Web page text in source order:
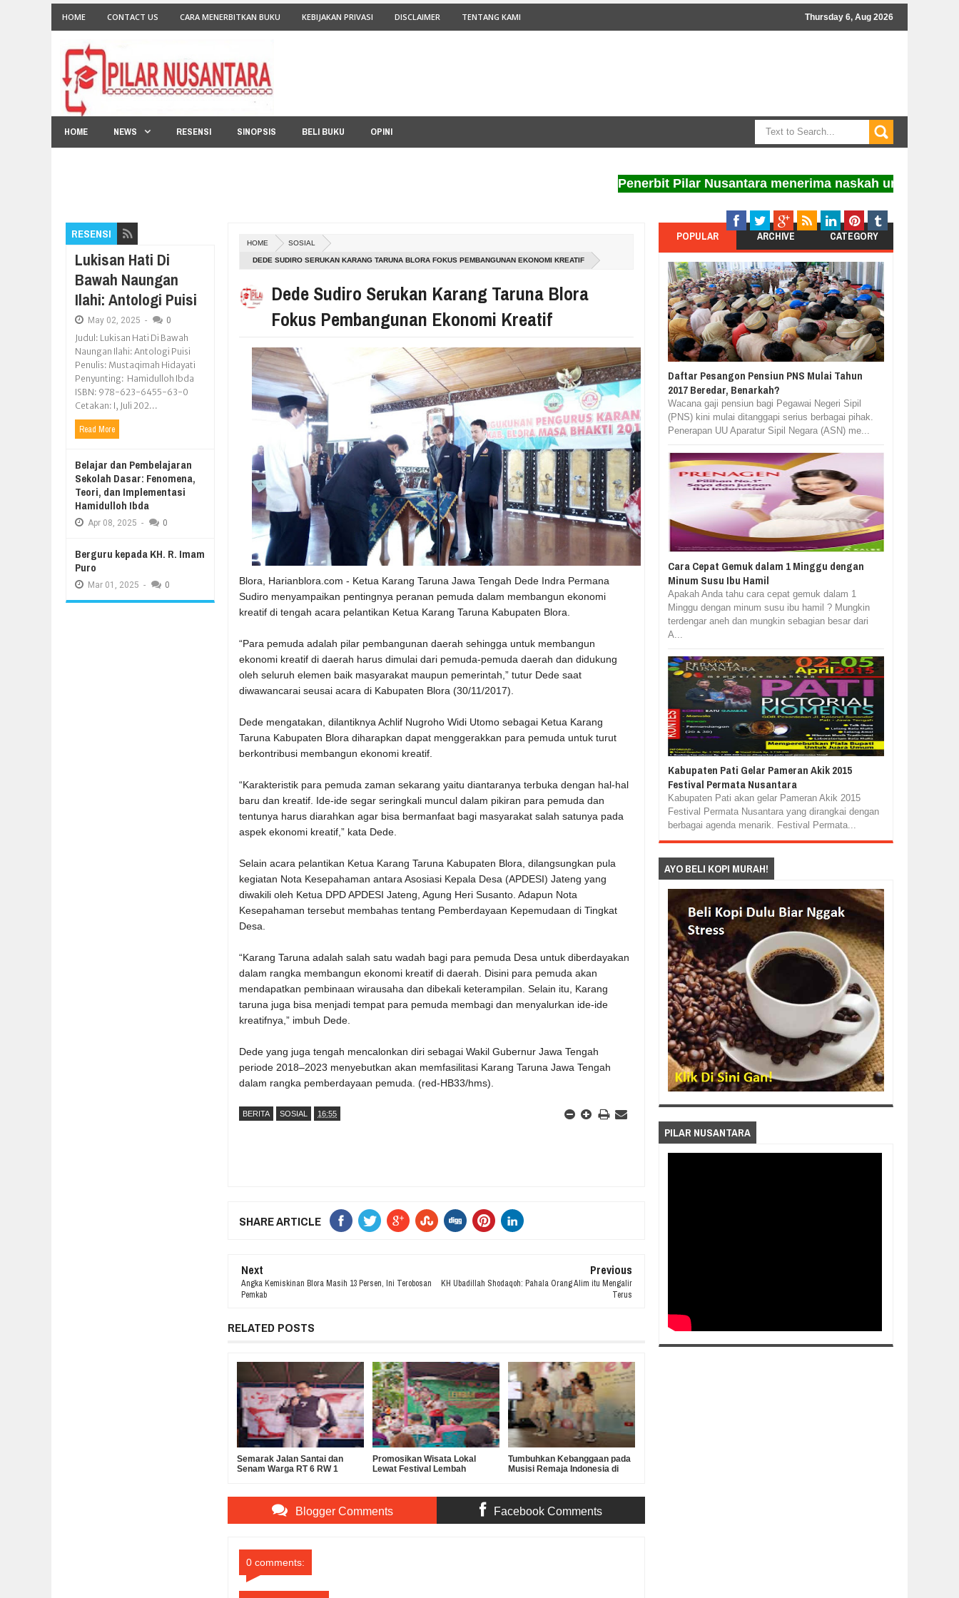
HOME CONTACT US CARA MENERBITKAN BUKU KEBIJAKAN PRIVASI DISCLAIMER TENTANG KAMI Thursday 6, Aug 2026
HOME NEWS RESENSI SINOPSIS BELI BUKU OPINI
Penerbit Pilar Nusantara menerima naskah untuk
HOME SOSIAL
DEDE SUDIRO SERUKAN KARANG TARUNA BLORA FOKUS PEMBANGUNAN EKONOMI KREATIF
Dede Sudiro Serukan Karang Taruna Blora
Fokus Pembangunan Ekonomi Kreatif
Blora, Harianblora.com - Ketua Karang Taruna Jawa Tengah Dede Indra Permana
Sudiro menyampaikan pentingnya peranan pemuda dalam membangun ekonomi
kreatif di tengah acara pelantikan Ketua Karang Taruna Kabupaten Blora.
“Para pemuda adalah pilar pembangunan daerah sehingga untuk membangun
ekonomi kreatif di daerah harus dimulai dari pemuda-pemuda daerah dan didukung
oleh seluruh elemen baik masyarakat maupun pemerintah,” tutur Dede saat
diwawancarai seusai acara di Kabupaten Blora (30/11/2017).
Dede mengatakan, dilantiknya Achlif Nugroho Widi Utomo sebagai Ketua Karang
Taruna Kabupaten Blora diharapkan dapat menggerakkan para pemuda untuk turut
berkontribusi membangun ekonomi kreatif.
“Karakteristik para pemuda zaman sekarang yaitu diantaranya terbuka dengan hal-hal
baru dan kreatif. Ide-ide segar seringkali muncul dalam pikiran para pemuda dan
tentunya harus diarahkan agar bisa bermanfaat bagi masyarakat salah satunya pada
aspek ekonomi kreatif,” kata Dede.
Selain acara pelantikan Ketua Karang Taruna Kabupaten Blora, dilangsungkan pula
kegiatan Nota Kesepahaman antara Asosiasi Kepala Desa (APDESI) Jateng yang
diwakili oleh Ketua DPD APDESI Jateng, Agung Heri Susanto. Adapun Nota
Kesepahaman tersebut membahas tentang Pemberdayaan Kepemudaan di Tingkat
Desa.
“Karang Taruna adalah salah satu wadah bagi para pemuda Desa untuk diberdayakan
dalam rangka membangun ekonomi kreatif di daerah. Disini para pemuda akan
mendapatkan pembinaan wirausaha dan dibekali keterampilan. Selain itu, Karang
taruna juga bisa menjadi tempat para pemuda membagi dan menyalurkan ide-ide
kreatifnya,” imbuh Dede.
Dede yang juga tengah mencalonkan diri sebagai Wakil Gubernur Jawa Tengah
periode 2018–2023 menyebutkan akan memfasilitasi Karang Taruna Jawa Tengah
dalam rangka pemberdayaan pemuda. (red-HB33/hms).
BERITA SOSIAL 16:55
SHARE ARTICLE
Next
Angka Kemiskinan Blora Masih 13 Persen, Ini Terobosan
Pemkab
Previous
KH Ubadillah Shodaqoh: Pahala Orang Alim itu Mengalir
Terus
RELATED POSTS
Semarak Jalan Santai dan
Senam Warga RT 6 RW 1
Promosikan Wisata Lokal
Lewat Festival Lembah
Tumbuhkan Kebanggaan pada
Musisi Remaja Indonesia di
Blogger Comments Facebook Comments
0 comments:
RESENSI
Lukisan Hati Di
Bawah Naungan
Ilahi: Antologi Puisi
May 02, 2025 - 0
Judul: Lukisan Hati Di Bawah
Naungan Ilahi: Antologi Puisi
Penulis: Mustaqimah Hidayati
Penyunting: Hamidulloh Ibda
ISBN: 978-623-6455-63-0
Cetakan: I, Juli 202...
Read More
Belajar dan Pembelajaran
Sekolah Dasar: Fenomena,
Teori, dan Implementasi
Hamidulloh Ibda
Apr 08, 2025 - 0
Berguru kepada KH. R. Imam
Puro
Mar 01, 2025 - 0
POPULAR ARCHIVE CATEGORY
Daftar Pesangon Pensiun PNS Mulai Tahun
2017 Beredar, Benarkah?
Wacana gaji pensiun bagi Pegawai Negeri Sipil
(PNS) kini mulai ditanggapi serius berbagai pihak.
Penerapan UU Aparatur Sipil Negara (ASN) me...
Cara Cepat Gemuk dalam 1 Minggu dengan
Minum Susu Ibu Hamil
Apakah Anda tahu cara cepat gemuk dalam 1
Minggu dengan minum susu ibu hamil ? Mungkin
terdengar aneh dan mungkin sebagian besar dari
A...
Kabupaten Pati Gelar Pameran Akik 2015
Festival Permata Nusantara
Kabupaten Pati akan gelar Pameran Akik 2015
Festival Permata Nusantara yang dirangkai dengan
berbagai agenda menarik. Festival Permata...
AYO BELI KOPI MURAH!
PILAR NUSANTARA